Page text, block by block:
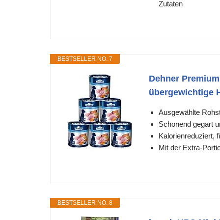
Zutaten
BESTSELLER NO. 7
Dehner
übergewichtige
Ausgewählte
Schonend gegart
Kalorienreduziert,
Mit der Extra-
BESTSELLER NO. 8